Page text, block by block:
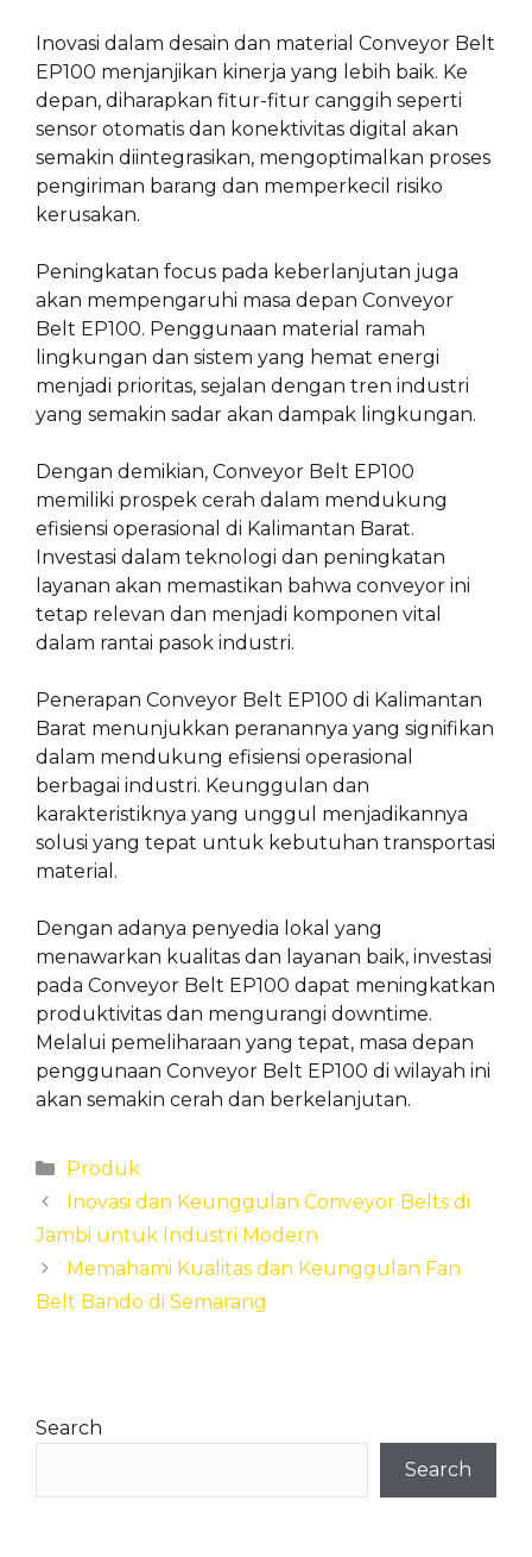
Inovasi dalam desain dan material Conveyor Belt
EP100 menjanjikan kinerja yang lebih baik. Ke
depan, diharapkan fitur-fitur canggih seperti
sensor otomatis dan konektivitas digital akan
semakin diintegrasikan, mengoptimalkan proses
pengiriman barang dan memperkecil risiko
kerusakan.
Peningkatan focus pada keberlanjutan juga
akan mempengaruhi masa depan Conveyor
Belt EP100. Penggunaan material ramah
lingkungan dan sistem yang hemat energi
menjadi prioritas, sejalan dengan tren industri
yang semakin sadar akan dampak lingkungan.
Dengan demikian, Conveyor Belt EP100
memiliki prospek cerah dalam mendukung
efisiensi operasional di Kalimantan Barat.
Investasi dalam teknologi dan peningkatan
layanan akan memastikan bahwa conveyor ini
tetap relevan dan menjadi komponen vital
dalam rantai pasok industri.
Penerapan Conveyor Belt EP100 di Kalimantan
Barat menunjukkan peranannya yang signifikan
dalam mendukung efisiensi operasional
berbagai industri. Keunggulan dan
karakteristiknya yang unggul menjadikannya
solusi yang tepat untuk kebutuhan transportasi
material.
Dengan adanya penyedia lokal yang
menawarkan kualitas dan layanan baik, investasi
pada Conveyor Belt EP100 dapat meningkatkan
produktivitas dan mengurangi downtime.
Melalui pemeliharaan yang tepat, masa depan
penggunaan Conveyor Belt EP100 di wilayah ini
akan semakin cerah dan berkelanjutan.
Categories
Produk
Inovasi dan Keunggulan Conveyor Belts di
Jambi untuk Industri Modern
Memahami Kualitas dan Keunggulan Fan
Belt Bando di Semarang
Search
Search